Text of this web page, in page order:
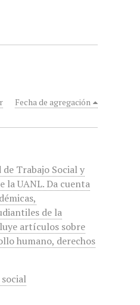
Fecha de agregación
Trabajo Social y
la UANL. Da cuenta
de la
artículos sobre
humano, derechos